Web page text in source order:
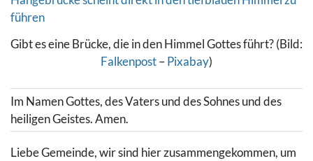
Gibt es eine Brücke, die in den Himmel Gottes führt? (Bild:
Falkenpost–Pixabay)
Im Namen Gottes, des Vaters und des Sohnes und des
heiligen Geistes. Amen.
Liebe Gemeinde, wir sind hier zusammengekommen, um